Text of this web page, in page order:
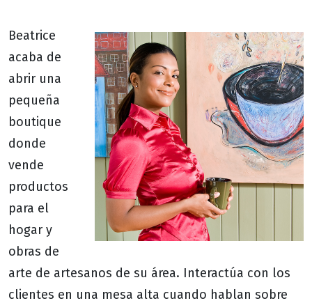
Beatrice
acaba de
abrir una
pequeña
boutique
donde
vende
productos
para el
hogar y
obras de
arte de artesanos de su área. Interactúa con los
clientes en una mesa alta cuando hablan sobre